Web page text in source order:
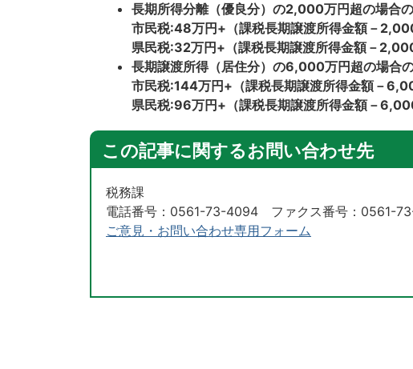
長期所得分離（優良分）の2,000万円超の場合の
市民税:48万円+（課税長期譲渡所得金額－
県民税:32万円+（課税長期譲渡所得金額－
長期譲渡所得（居住分）の6,000万円超の場合
市民税:144万円+（課税長期譲渡所得金額－
県民税:96万円+（課税長期譲渡所得金額－
この記事に関するお問い合わせ先
税務課
電話番号：0561-73-4094 ファクス番号：0561-
ご意見・お問い合わせ専用フォーム